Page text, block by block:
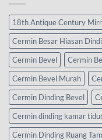
18th Antique Century
Cermin Besar Hiasan
Cermin Bevel
Cermin
Cermin Bevel Murah
Cermin Dinding Bevel
Cermin dinding kamar
Cermin Dinding Ruang